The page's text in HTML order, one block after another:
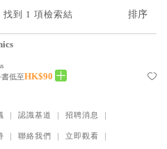
到 1 項檢索結
書低至HK$90
｜ 認識基道 ｜ 招聘消息 ｜
｜ 聯絡我們 ｜ 立即觀看 ｜